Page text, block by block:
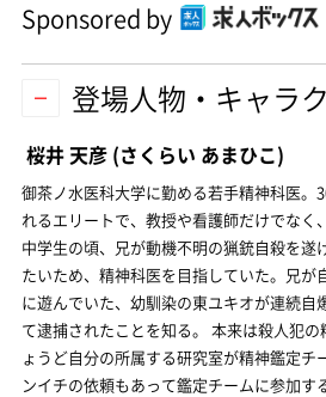
Sponsored by
登場人物・キャラ
桜井 天彦 (さくらい あまひこ)
御茶ノ水医科大学に勤める若手精神科医。
れるエリートで、教授や看護師だけでなく
中学生の頃、兄が動機不明の猟銃自殺を遂
たいため、精神科医を目指していた。兄が
に遊んでいた、幼馴染の東ユキオが連続自
て逮捕されたことを知る。 本来は殺人犯
ょうど自分の所属する研究室が精神鑑定チ
ンイチの依頼もあって鑑定チームに参加す